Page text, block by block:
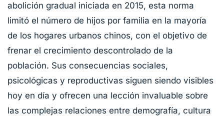
abolición gradual iniciada en 2015, esta norma
limitó el número de hijos por familia en la mayoría
de los hogares urbanos chinos, con el objetivo de
frenar el crecimiento descontrolado de la
población. Sus consecuencias sociales,
psicológicas y reproductivas siguen siendo visibles
hoy en día y ofrecen una lección invaluable sobre
las complejas relaciones entre demografía, cultura